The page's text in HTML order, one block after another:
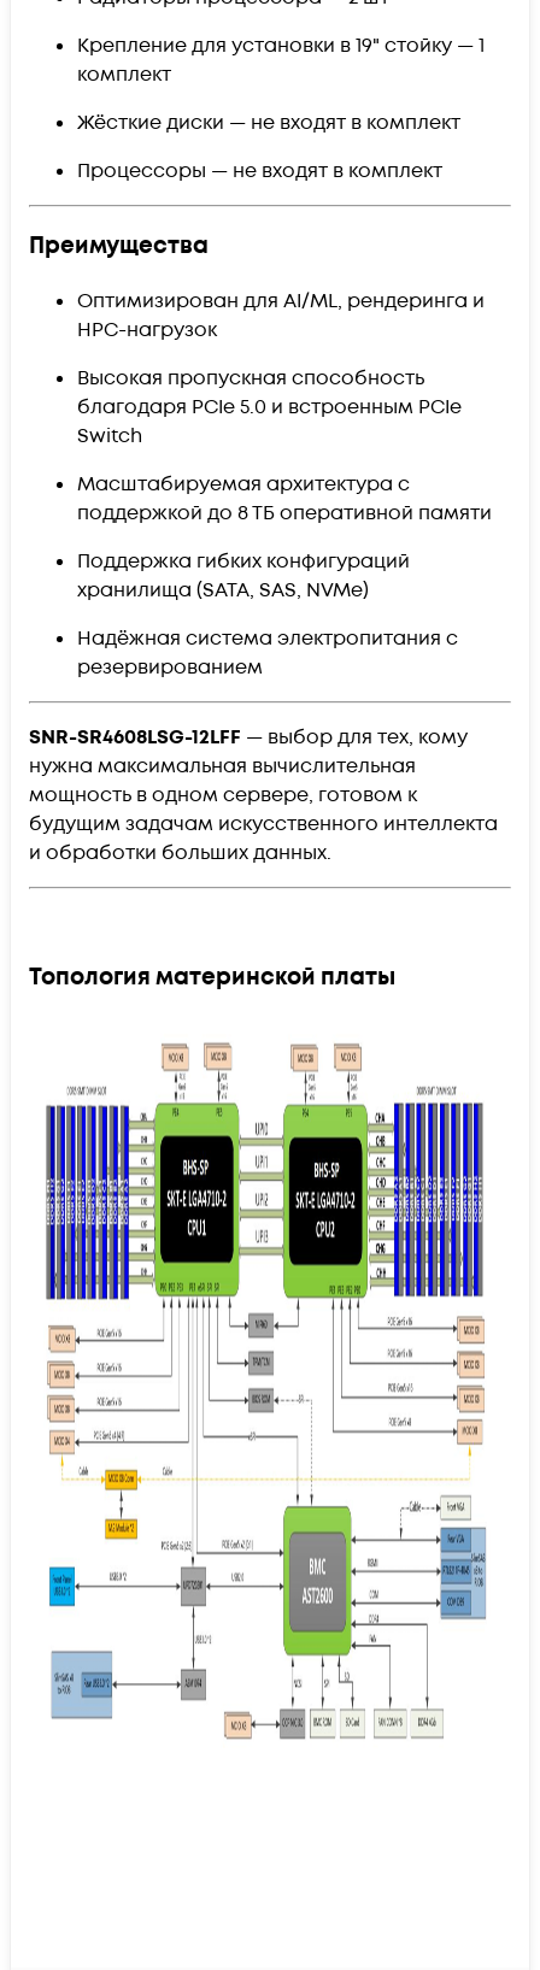
Крепление для установки в 19" стойку — 1
комплект
Жёсткие диски — не входят в комплект
Процессоры — не входят в комплект
Преимущества
Оптимизирован для AI/ML, рендеринга и
HPC-нагрузок
Высокая пропускная способность
благодаря PCIe 5.0 и встроенным PCIe
Switch
Масштабируемая архитектура с
поддержкой до 8 ТБ оперативной памяти
Поддержка гибких конфигураций
хранилища (SATA, SAS, NVMe)
Надёжная система электропитания с
резервированием
SNR-SR4608LSG-12LFF — выбор для тех, кому
нужна максимальная вычислительная
мощность в одном сервере, готовом к
будущим задачам искусственного интеллекта
и обработки больших данных.
Топология материнской платы